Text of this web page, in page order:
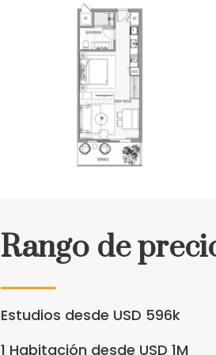
Rango de
Estudios desde USD 596k
1 Habitación desde USD 1M